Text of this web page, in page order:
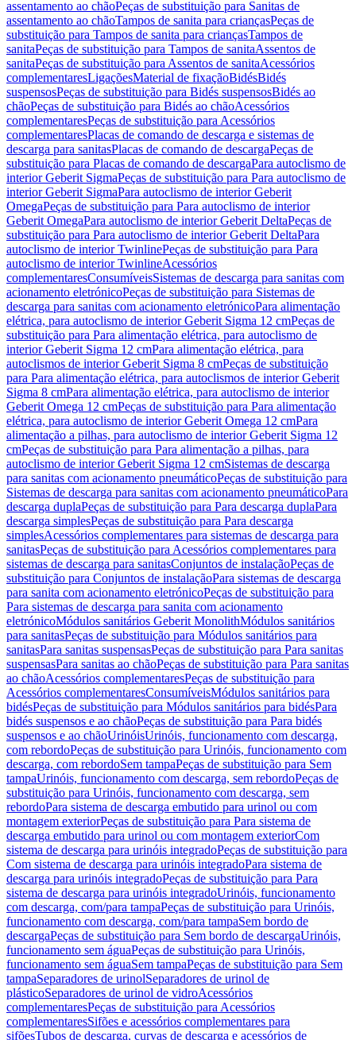
assentamento ao chãoPeças de substituição para Sanitas de
assentamento ao chãoTampos de sanita para criançasPeças de
substituição para Tampos de sanita para criançasTampos de
sanitaPeças de substituição para Tampos de sanitaAssentos de
sanitaPeças de substituição para Assentos de sanitaAcessórios
complementaresLigaçõesMaterial de fixaçãoBidésBidés
suspensosPeças de substituição para Bidés suspensosBidés ao
chãoPeças de substituição para Bidés ao chãoAcessórios
complementaresPeças de substituição para Acessórios
complementaresPlacas de comando de descarga e sistemas de
descarga para sanitasPlacas de comando de descargaPeças de
substituição para Placas de comando de descargaPara autoclismo de
interior Geberit SigmaPeças de substituição para Para autoclismo de
interior Geberit SigmaPara autoclismo de interior Geberit
OmegaPeças de substituição para Para autoclismo de interior
Geberit OmegaPara autoclismo de interior Geberit DeltaPeças de
substituição para Para autoclismo de interior Geberit DeltaPara
autoclismo de interior TwinlinePeças de substituição para Para
autoclismo de interior TwinlineAcessórios
complementaresConsumíveisSistemas de descarga para sanitas com
acionamento eletrónicoPeças de substituição para Sistemas de
descarga para sanitas com acionamento eletrónicoPara alimentação
elétrica, para autoclismo de interior Geberit Sigma 12 cmPeças de
substituição para Para alimentação elétrica, para autoclismo de
interior Geberit Sigma 12 cmPara alimentação elétrica, para
autoclismos de interior Geberit Sigma 8 cmPeças de substituição
para Para alimentação elétrica, para autoclismos de interior Geberit
Sigma 8 cmPara alimentação elétrica, para autoclismo de interior
Geberit Omega 12 cmPeças de substituição para Para alimentação
elétrica, para autoclismo de interior Geberit Omega 12 cmPara
alimentação a pilhas, para autoclismo de interior Geberit Sigma 12
cmPeças de substituição para Para alimentação a pilhas, para
autoclismo de interior Geberit Sigma 12 cmSistemas de descarga
para sanitas com acionamento pneumáticoPeças de substituição para
Sistemas de descarga para sanitas com acionamento pneumáticoPara
descarga duplaPeças de substituição para Para descarga duplaPara
descarga simplesPeças de substituição para Para descarga
simplesAcessórios complementares para sistemas de descarga para
sanitasPeças de substituição para Acessórios complementares para
sistemas de descarga para sanitasConjuntos de instalaçãoPeças de
substituição para Conjuntos de instalaçãoPara sistemas de descarga
para sanita com acionamento eletrónicoPeças de substituição para
Para sistemas de descarga para sanita com acionamento
eletrónicoMódulos sanitários Geberit MonolithMódulos sanitários
para sanitasPeças de substituição para Módulos sanitários para
sanitasPara sanitas suspensasPeças de substituição para Para sanitas
suspensasPara sanitas ao chãoPeças de substituição para Para sanitas
ao chãoAcessórios complementaresPeças de substituição para
Acessórios complementaresConsumíveisMódulos sanitários para
bidésPeças de substituição para Módulos sanitários para bidésPara
bidés suspensos e ao chãoPeças de substituição para Para bidés
suspensos e ao chãoUrinóisUrinóis, funcionamento com descarga,
com rebordoPeças de substituição para Urinóis, funcionamento com
descarga, com rebordoSem tampaPeças de substituição para Sem
tampaUrinóis, funcionamento com descarga, sem rebordoPeças de
substituição para Urinóis, funcionamento com descarga, sem
rebordoPara sistema de descarga embutido para urinol ou com
montagem exteriorPeças de substituição para Para sistema de
descarga embutido para urinol ou com montagem exteriorCom
sistema de descarga para urinóis integradoPeças de substituição para
Com sistema de descarga para urinóis integradoPara sistema de
descarga para urinóis integradoPeças de substituição para Para
sistema de descarga para urinóis integradoUrinóis, funcionamento
com descarga, com/para tampaPeças de substituição para Urinóis,
funcionamento com descarga, com/para tampaSem bordo de
descargaPeças de substituição para Sem bordo de descargaUrinóis,
funcionamento sem águaPeças de substituição para Urinóis,
funcionamento sem águaSem tampaPeças de substituição para Sem
tampaSeparadores de urinolSeparadores de urinol de
plásticoSeparadores de urinol de vidroAcessórios
complementaresPeças de substituição para Acessórios
complementaresSifões e acessórios complementares para
sifõesTubos de descarga, curvas de descarga e acessórios de